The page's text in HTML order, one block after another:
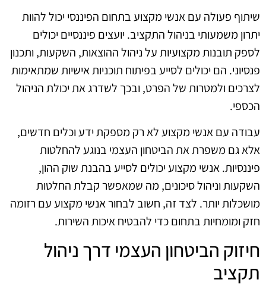
שיתוף פעולה עם אנשי מקצוע בתחום הפיננסי יכול להוות
יתרון משמעותי בניהול התקציב. יועצים פיננסיים יכולים
לספק תובנות מקצועיות על ניהול ההוצאות, השקעות, ותכנון
פנסיוני. הם יכולים לסייע בפיתוח תוכניות אישיות שמתאימות
לצרכים ולמטרות של הפרט, ובכך לשדרג את יכולת הניהול
הכספי.
עבודה עם אנשי מקצוע לא רק מספקת ידע וכלים חדשים,
אלא גם משפרת את הביטחון העצמי בנוגע להחלטות
פיננסיות. אנשי מקצוע יכולים לסייע בהבנת שוק ההון,
השקעות וניהול סיכונים, מה שמאפשר קבלת החלטות
מושכלות יותר. לצד זה, חשוב לבחור אנשי מקצוע עם רזומה
חזק ומומחיות בתחום כדי להבטיח איכות השירות.
חיזוק הביטחון העצמי דרך ניהול
תקציב